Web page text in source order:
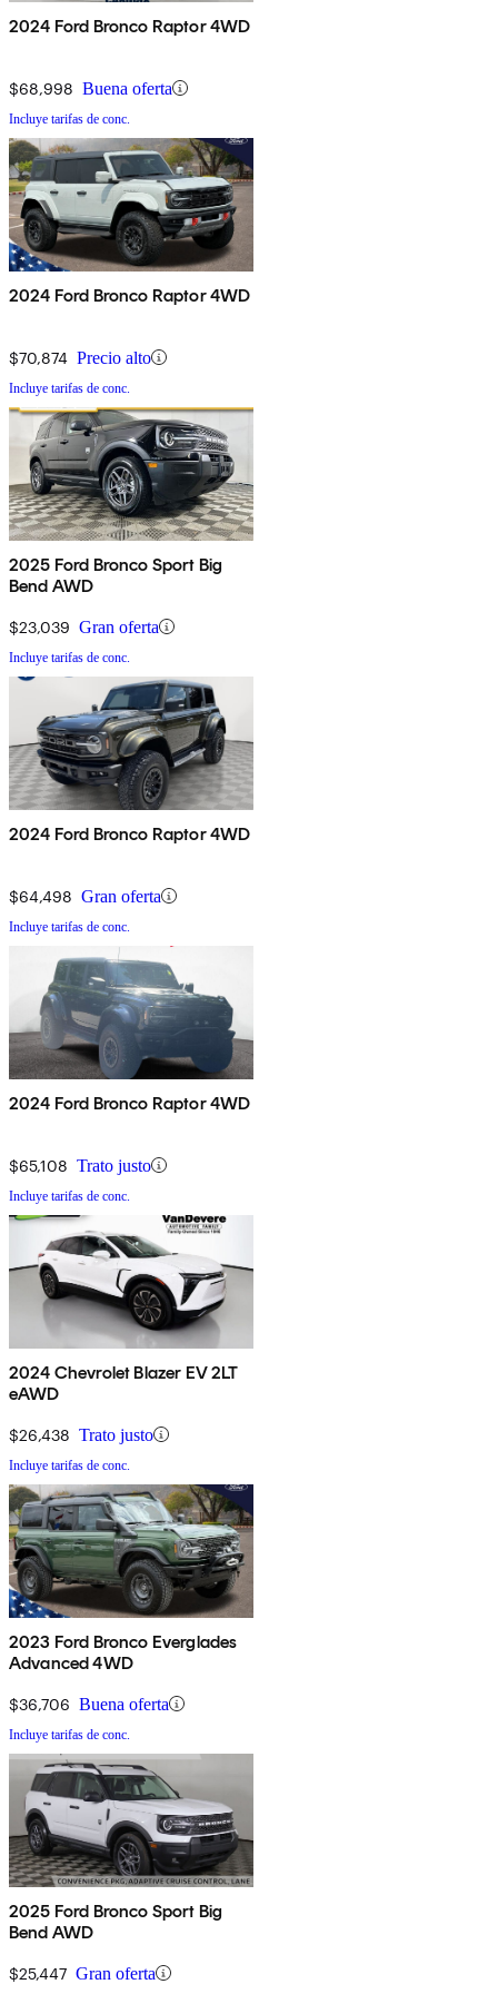
2024 Ford Bronco Raptor 4WD
$68,998 Buena oferta
Incluye tarifas de conc.
2024 Ford Bronco Raptor 4WD
$70,874 Precio alto
Incluye tarifas de conc.
2025 Ford Bronco Sport Big
Bend AWD
$23,039 Gran oferta
Incluye tarifas de conc.
2024 Ford Bronco Raptor 4WD
$64,498 Gran oferta
Incluye tarifas de conc.
2024 Ford Bronco Raptor 4WD
$65,108 Trato justo
Incluye tarifas de conc.
2024 Chevrolet Blazer EV 2LT
eAWD
$26,438 Trato justo
Incluye tarifas de conc.
2023 Ford Bronco Everglades
Advanced 4WD
$36,706 Buena oferta
Incluye tarifas de conc.
2025 Ford Bronco Sport Big
Bend AWD
$25,447 Gran oferta